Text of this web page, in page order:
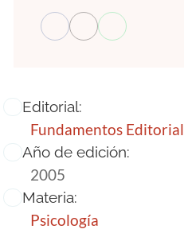
Editorial:
Fundamentos Editorial
Año de edición:
2005
Materia:
Psicología